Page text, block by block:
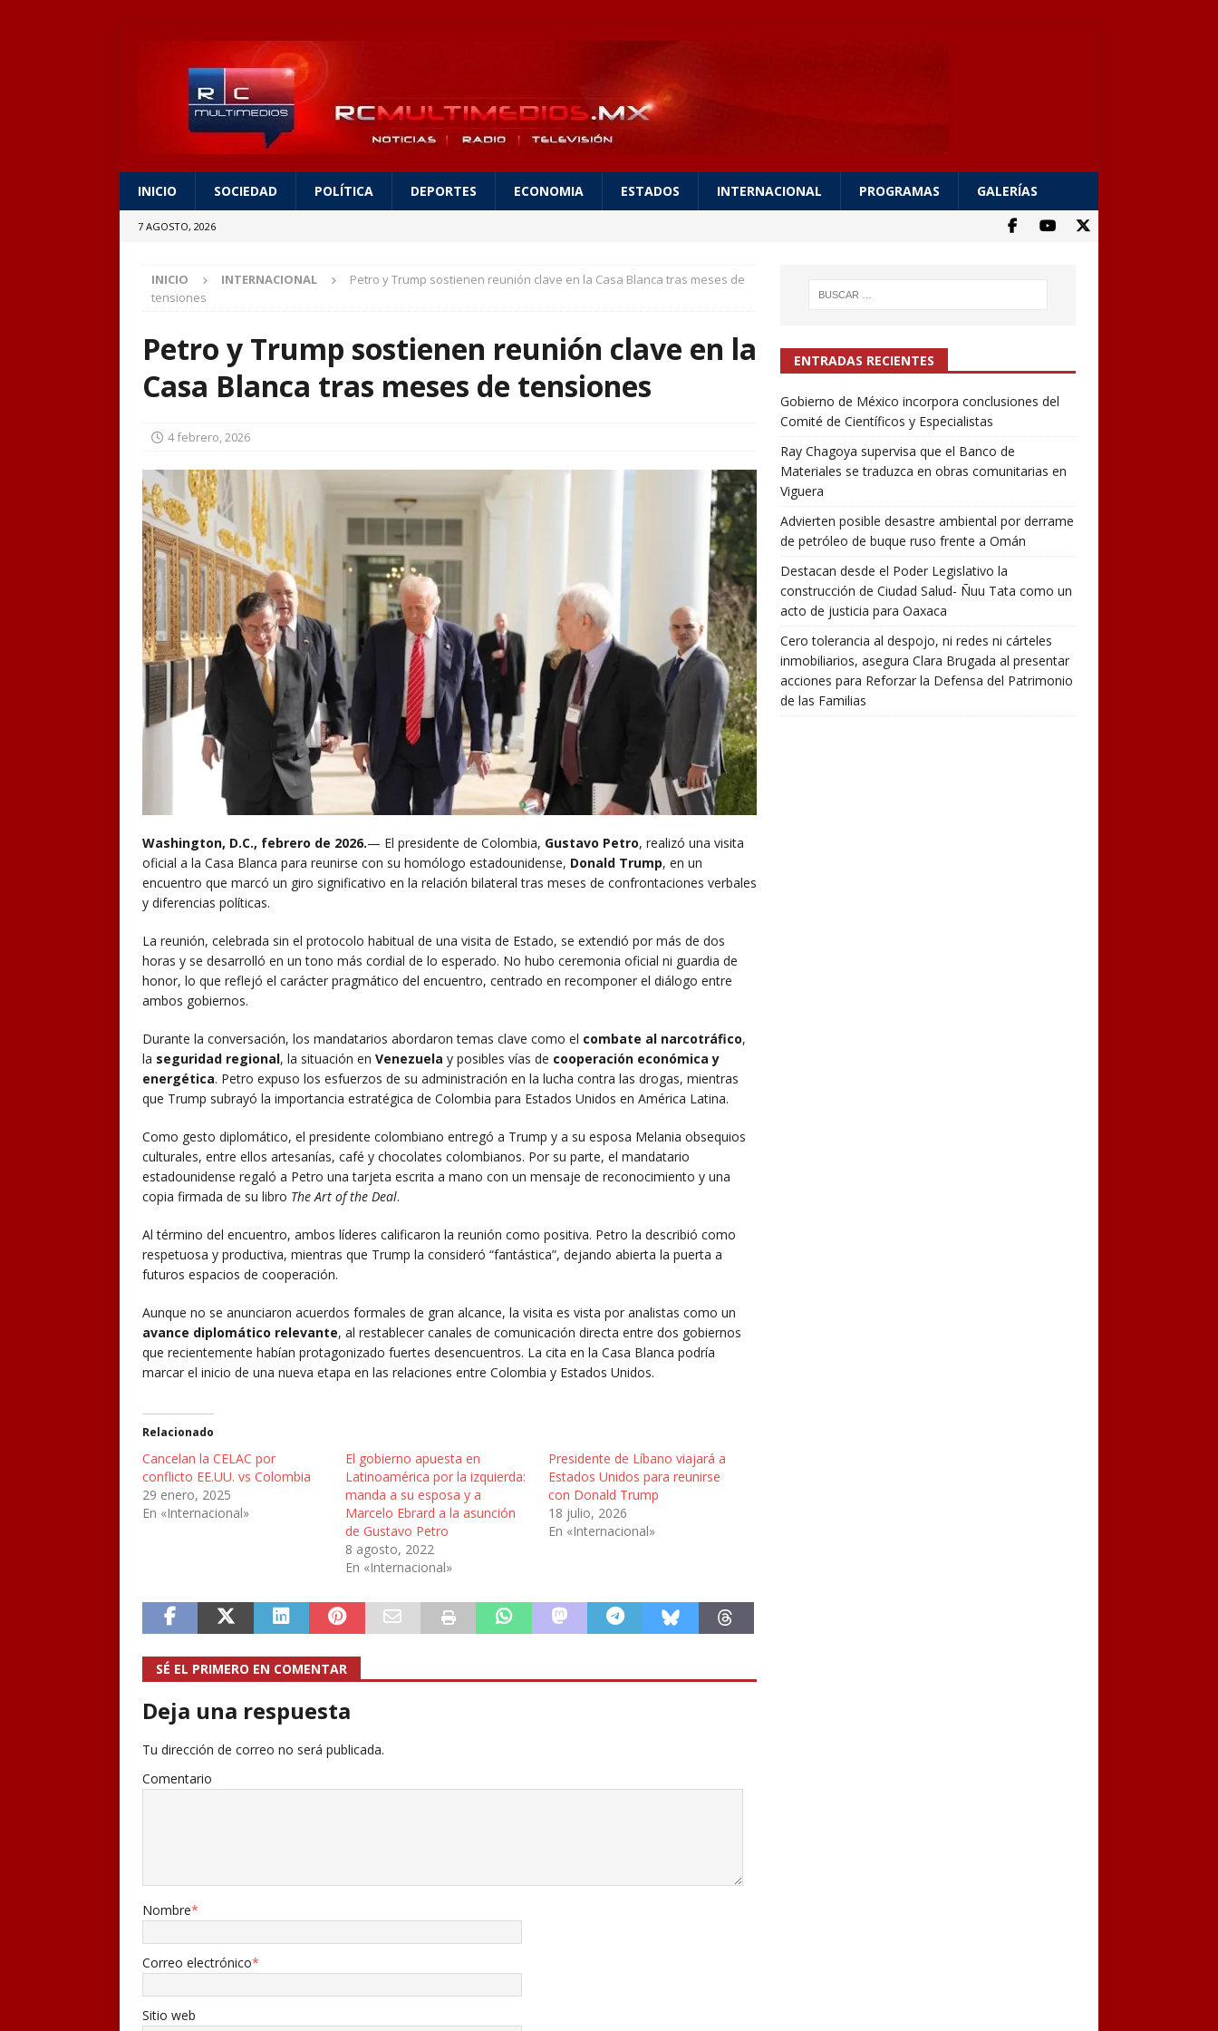
INICIO SOCIEDAD POLÍTICA DEPORTES ECONOMIA ESTADOS INTERNACIONAL PROGRAMAS GALERÍAS
7 AGOSTO, 2026
INICIO INTERNACIONAL
Petro y Trump sostienen reunión clave en la Casa Blanca tras meses de
tensiones
Petro y Trump sostienen reunión clave en la
Casa Blanca tras meses de tensiones
4 febrero, 2026
Washington, D.C., febrero de 2026.— El presidente de Colombia, Gustavo Petro, realizó una visita
oficial a la Casa Blanca para reunirse con su homólogo estadounidense, Donald Trump, en un
encuentro que marcó un giro significativo en la relación bilateral tras meses de confrontaciones verbales
y diferencias políticas.
La reunión, celebrada sin el protocolo habitual de una visita de Estado, se extendió por más de dos
horas y se desarrolló en un tono más cordial de lo esperado. No hubo ceremonia oficial ni guardia de
honor, lo que reflejó el carácter pragmático del encuentro, centrado en recomponer el diálogo entre
ambos gobiernos.
Durante la conversación, los mandatarios abordaron temas clave como el combate al narcotráfico,
la seguridad regional, la situación en Venezuela y posibles vías de cooperación económica y
energética. Petro expuso los esfuerzos de su administración en la lucha contra las drogas, mientras
que Trump subrayó la importancia estratégica de Colombia para Estados Unidos en América Latina.
Como gesto diplomático, el presidente colombiano entregó a Trump y a su esposa Melania obsequios
culturales, entre ellos artesanías, café y chocolates colombianos. Por su parte, el mandatario
estadounidense regaló a Petro una tarjeta escrita a mano con un mensaje de reconocimiento y una
copia firmada de su libro The Art of the Deal.
Al término del encuentro, ambos líderes calificaron la reunión como positiva. Petro la describió como
respetuosa y productiva, mientras que Trump la consideró “fantástica”, dejando abierta la puerta a
futuros espacios de cooperación.
Aunque no se anunciaron acuerdos formales de gran alcance, la visita es vista por analistas como un
avance diplomático relevante, al restablecer canales de comunicación directa entre dos gobiernos
que recientemente habían protagonizado fuertes desencuentros. La cita en la Casa Blanca podría
marcar el inicio de una nueva etapa en las relaciones entre Colombia y Estados Unidos.
Relacionado
Cancelan la CELAC por
conflicto EE.UU. vs Colombia
29 enero, 2025
En «Internacional»
El gobierno apuesta en
Latinoamérica por la izquierda:
manda a su esposa y a
Marcelo Ebrard a la asunción
de Gustavo Petro
8 agosto, 2022
En «Internacional»
Presidente de Líbano viajará a
Estados Unidos para reunirse
con Donald Trump
18 julio, 2026
En «Internacional»
SÉ EL PRIMERO EN COMENTAR
Deja una respuesta
Tu dirección de correo no será publicada.
Comentario
Nombre*
Correo electrónico*
Sitio web
ENTRADAS RECIENTES
Gobierno de México incorpora conclusiones del
Comité de Científicos y Especialistas
Ray Chagoya supervisa que el Banco de
Materiales se traduzca en obras comunitarias en
Viguera
Advierten posible desastre ambiental por derrame
de petróleo de buque ruso frente a Omán
Destacan desde el Poder Legislativo la
construcción de Ciudad Salud- Ñuu Tata como un
acto de justicia para Oaxaca
Cero tolerancia al despojo, ni redes ni cárteles
inmobiliarios, asegura Clara Brugada al presentar
acciones para Reforzar la Defensa del Patrimonio
de las Familias